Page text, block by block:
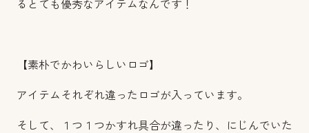
るとても優秀なアイテムなんです！
【素朴でかわいらしいロゴ】
アイテムそれぞれ違ったロゴが入っています。
そして、１つ１つかすれ具合が違ったり、にじんでいた